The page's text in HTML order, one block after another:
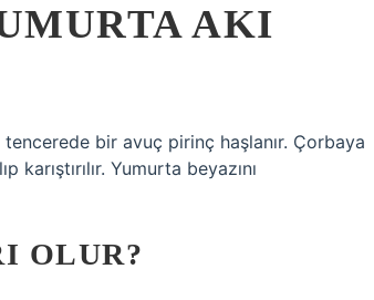
AKI
tencerede bir avuç pirinç haşlanır. Çorbaya
Yumurta beyazını
OLUR?